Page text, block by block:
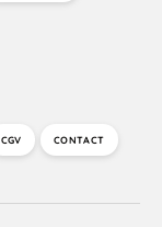
CGV CONTACT